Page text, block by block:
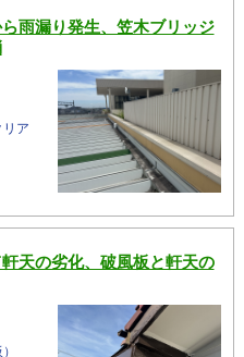
雨漏り発生、笠木ブリッジ
ア
天の劣化、破風板と軒天の